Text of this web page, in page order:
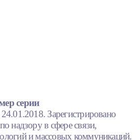
серии
Зарегистрировано
надзору в сфере связи,
и массовых коммуникаций.